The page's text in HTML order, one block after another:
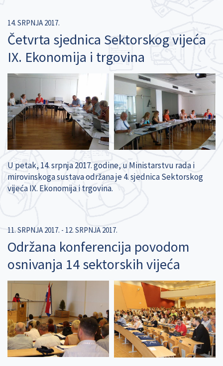
14. SRPNJA 2017.
Četvrta sjednica Sektorskog vijeća
IX. Ekonomija i trgovina
U petak, 14. srpnja 2017. godine, u Ministarstvu rada i
mirovinskoga sustava održana je 4. sjednica Sektorskog
vijeća IX. Ekonomija i trgovina.
11. SRPNJA 2017. - 12. SRPNJA 2017.
Održana konferencija povodom
osnivanja 14 sektorskih vijeća